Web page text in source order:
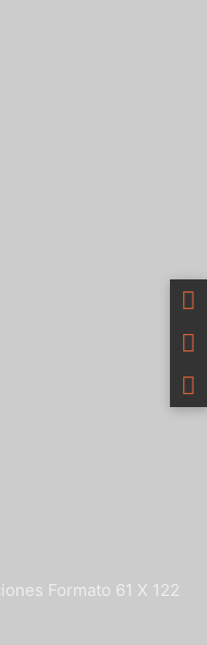
Formato 61 X 122